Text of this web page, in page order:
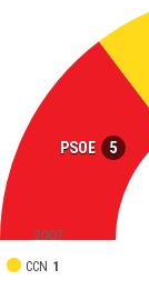
PSOE 5
CCN 1
2007